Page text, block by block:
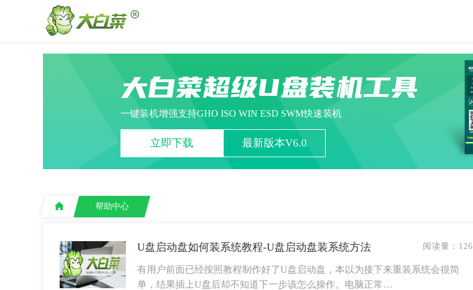
大白菜超级U盘装机工具
一键装机增强支持GHO ISO WIN ESD SWM快速装机
立即下载 最新版本V6.0
帮助中心
U盘启动盘如何装系统教程-U盘启动盘装系统方法 阅读量： 126
有用户前面已经按照教程制作好了U盘启动盘，本以为接下来重装系统会很简
单，结果插上U盘后却不知道下一步该怎么操作。电脑正常…